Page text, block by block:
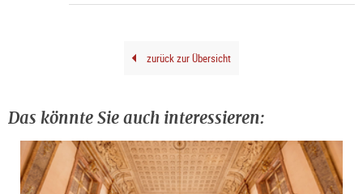
zurück zur Übersicht
Das könnte Sie auch interessieren: